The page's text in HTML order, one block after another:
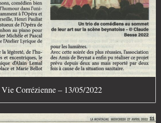
Corrézienne – 13/05/2022